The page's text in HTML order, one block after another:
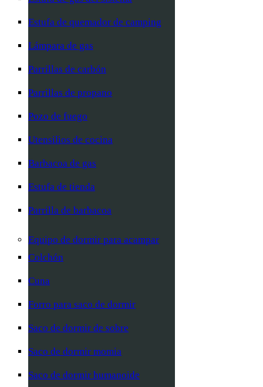
Estufa de quemador de camping
Lámpara de gas
Parrillas de carbón
Parrillas de propano
Pozo de fuego
Utensilios de cocina
Barbacoa de gas
Estufa de tienda
Parrilla de barbacoa
Equipo de dormir para acampar
Colchón
Cuna
Forro para saco de dormir
Saco de dormir de sobre
Saco de dormir momia
Saco de dormir humanoide